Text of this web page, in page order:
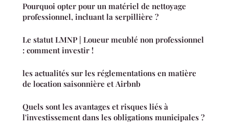
Pourquoi opter pour un matériel de nettoyage
professionnel, incluant la serpillière ?
Le statut LMNP | Loueur meublé non professionnel
: comment investir !
les actualités sur les réglementations en matière
de location saisonnière et Airbnb
Quels sont les avantages et risques liés à
l'investissement dans les obligations municipales ?